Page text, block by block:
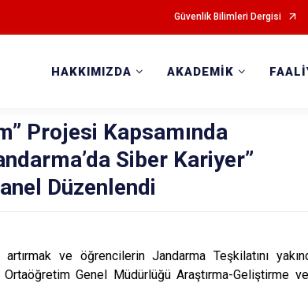
Güvenlik Bilimleri Dergisi
HAKKIMIZDA AKADEMİK
Projesi Kapsamında
Siber Kariyer”
Düzenlendi
artırmak ve öğrencilerin Jandarma Teşkilatını
Genel Müdürlüğü Araştırma-Geliştirme